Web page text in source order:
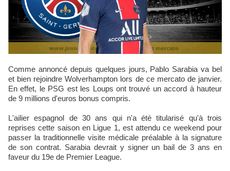
Comme annoncé depuis quelques jours, Pablo Sarabia va bel
et bien rejoindre Wolverhampton lors de ce mercato de janvier.
En effet, le PSG est les Loups ont trouvé un accord à hauteur
de 9 millions d'euros bonus compris.
L'ailier espagnol de 30 ans qui n'a été titularisé qu'à trois
reprises cette saison en Ligue 1, est attendu ce weekend pour
passer la traditionnelle visite médicale préalable à la signature
de son contrat. Sarabia devrait y signer un bail de 3 ans en
faveur du 19e de Premier League.